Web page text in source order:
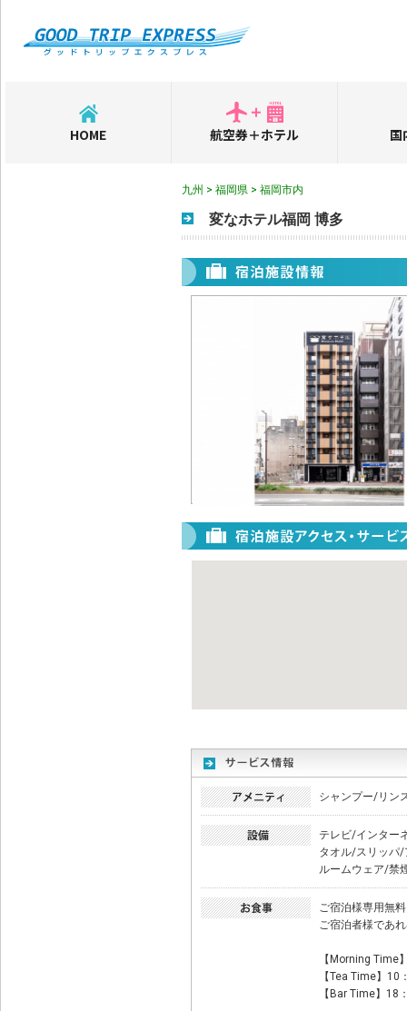
HOME 航空券＋ホテル 国
九州 > 福岡県 > 福岡市内
変なホテル福岡 博多
シャンプー/リン
テレビ/インター
タオル/スリッパ
ルームウェア/禁
ご宿泊様専用無
ご宿泊者様であ
【Morning Time
【Tea Time】10
【Bar Time】18